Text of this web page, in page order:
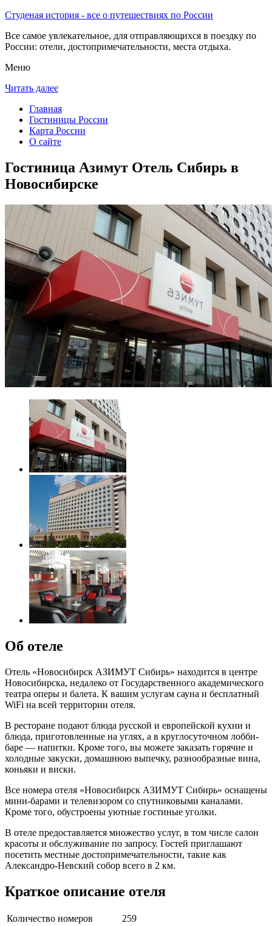
Студеная история - все о путешествиях по России
Все самое увлекательное, для отправляющихся в поездку по
России: отели, достопримечательности, места отдыха.
Меню
Читать далее
Главная
Гостиницы России
Карта России
О сайте
Гостиница Азимут Отель Сибирь в
Новосибирске
Об отеле
Отель «Новосибирск АЗИМУТ Сибирь» находится в центре
Новосибирска, недалеко от Государственного академического
театра оперы и балета. К вашим услугам сауна и бесплатный
WiFi на всей территории отеля.
В ресторане подают блюда русской и европейской кухни и
блюда, приготовленные на углях, а в круглосуточном лобби-
баре — напитки. Кроме того, вы можете заказать горячие и
холодные закуски, домашнюю выпечку, разнообразные вина,
коньяки и виски.
Все номера отеля «Новосибирск АЗИМУТ Сибирь» оснащены
мини-барами и телевизором со спутниковыми каналами.
Кроме того, обустроены уютные гостиные уголки.
В отеле предоставляется множество услуг, в том числе салон
красоты и обслуживание по запросу. Гостей приглашают
посетить местные достопримечательности, такие как
Александро-Невский собор всего в 2 км.
Краткое описание отеля
Количество номеров
259